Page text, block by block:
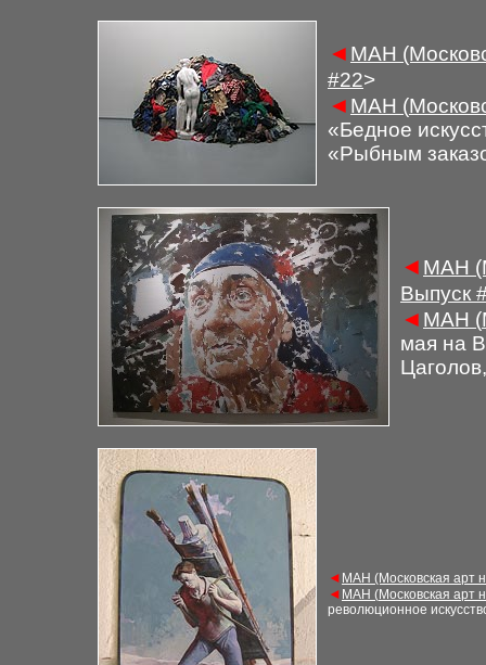
◄ МАН
#22>
◄ МАН (
«Бедное
«Рыбным
◄ МАН
Выпуск
◄ МАН (
мая на
◄ МАН (Московская арт
◄ МАН (Московская арт
революционное